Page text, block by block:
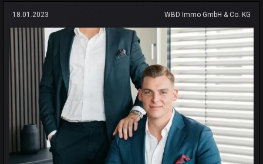
18.01.2023 WBD Immo GmbH & Co. KG